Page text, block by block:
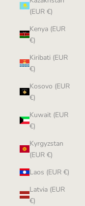
(EUR €)
Kenya (EUR
€)
Kiribati (EUR
€)
Kosovo (EUR
€)
Kuwait (EUR
€)
Kyrgyzstan
(EUR €)
Laos (EUR €)
Latvia (EUR
€)